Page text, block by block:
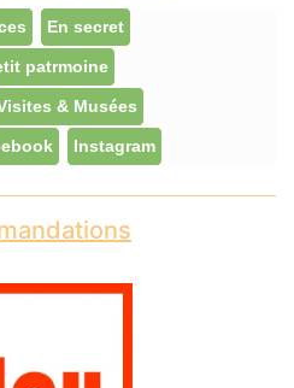
En secret
patrmoine
& Musées
Instagram